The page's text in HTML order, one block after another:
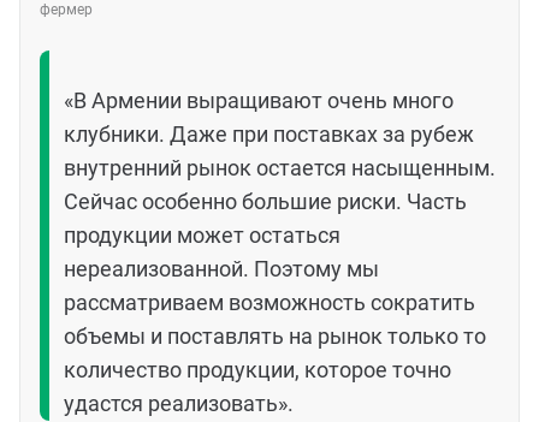
фермер
«В Армении выращивают очень много
клубники. Даже при поставках за рубеж
внутренний рынок остается насыщенным.
Сейчас особенно большие риски. Часть
продукции может остаться
нереализованной. Поэтому мы
рассматриваем возможность сократить
объемы и поставлять на рынок только то
количество продукции, которое точно
удастся реализовать».